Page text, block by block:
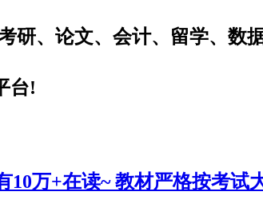
研、论文、会计、留学、
台!
10万+在读~ 教材严格按考